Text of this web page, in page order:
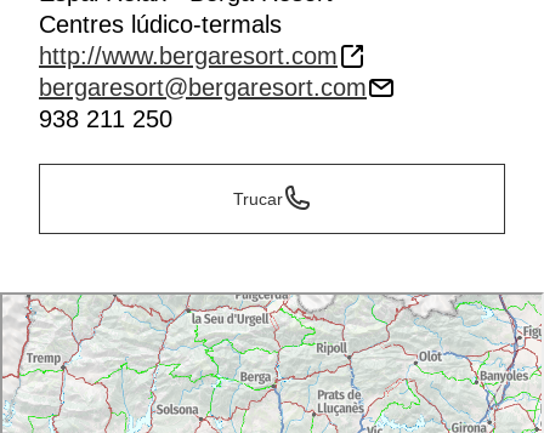
Centres lúdico-termals
http://www.bergaresort.com
bergaresort@bergaresort.com
938 211 250
Trucar